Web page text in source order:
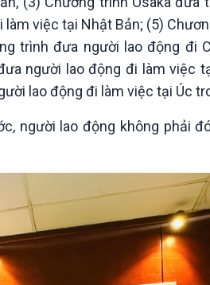
việc tại Nhật Bản; (5)
trình đưa người lao động đi
người lao động đi làm việc
lao động đi làm việc tại Úc
lao động không phải